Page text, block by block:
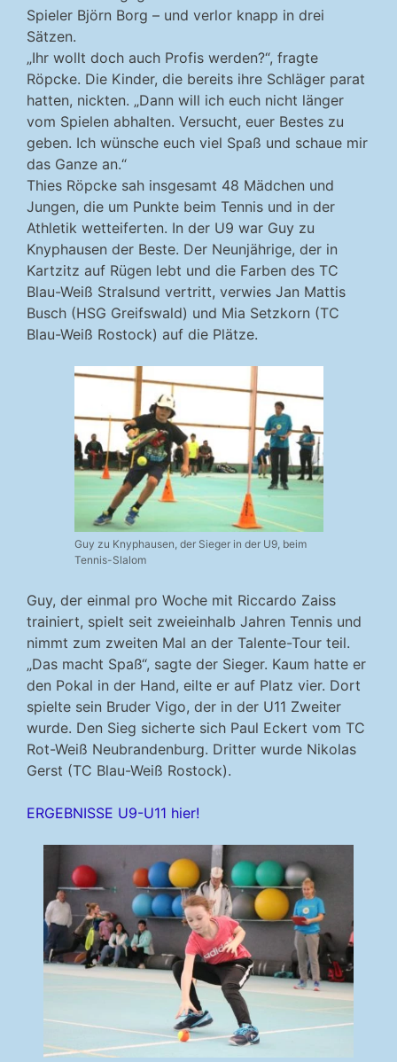
Spieler Björn Borg – und verlor knapp in drei
Sätzen.
„Ihr wollt doch auch Profis werden?“, fragte
Röpcke. Die Kinder, die bereits ihre Schläger parat
hatten, nickten. „Dann will ich euch nicht länger
vom Spielen abhalten. Versucht, euer Bestes zu
geben. Ich wünsche euch viel Spaß und schaue mir
das Ganze an.“
Thies Röpcke sah insgesamt 48 Mädchen und
Jungen, die um Punkte beim Tennis und in der
Athletik wetteiferten. In der U9 war Guy zu
Knyphausen der Beste. Der Neunjährige, der in
Kartzitz auf Rügen lebt und die Farben des TC
Blau-Weiß Stralsund vertritt, verwies Jan Mattis
Busch (HSG Greifswald) und Mia Setzkorn (TC
Blau-Weiß Rostock) auf die Plätze.
Guy zu Knyphausen, der Sieger in der U9, beim
Tennis-Slalom
Guy, der einmal pro Woche mit Riccardo Zaiss
trainiert, spielt seit zweieinhalb Jahren Tennis und
nimmt zum zweiten Mal an der Talente-Tour teil.
„Das macht Spaß“, sagte der Sieger. Kaum hatte er
den Pokal in der Hand, eilte er auf Platz vier. Dort
spielte sein Bruder Vigo, der in der U11 Zweiter
wurde. Den Sieg sicherte sich Paul Eckert vom TC
Rot-Weiß Neubrandenburg. Dritter wurde Nikolas
Gerst (TC Blau-Weiß Rostock).
ERGEBNISSE U9-U11 hier!